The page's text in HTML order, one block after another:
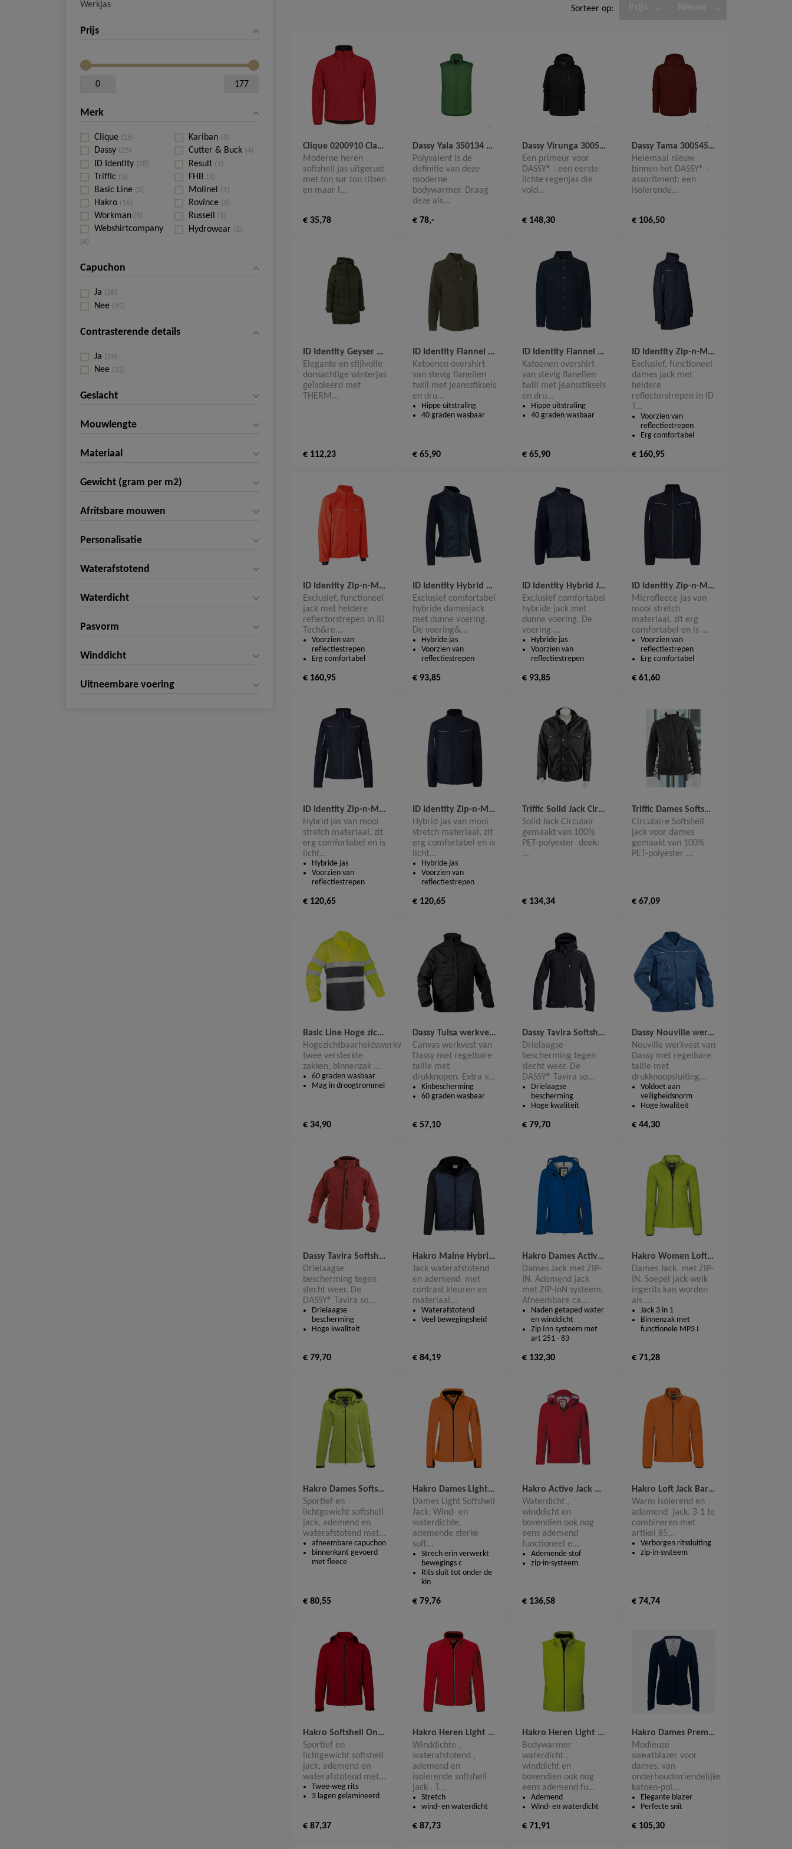
Werkjas
Prijs
0 177
Merk
Clique (15)
Dassy (25)
ID Identity (28)
Triffic (3)
Basic Line (5)
Hakro (16)
Workman (8)
Webshirtcompany
(4)
Kariban (4)
Cutter & Buck (4)
Result (1)
FHB (3)
Molinel (1)
Rovince (3)
Russell (1)
Hydrowear (2)
Capuchon
Ja (38)
Nee (45)
Contrasterende details
Ja (39)
Nee (32)
Geslacht
Mouwlengte
Materiaal
Gewicht (gram per m2)
Afritsbare mouwen
Personalisatie
Waterafstotend
Waterdicht
Pasvorm
Winddicht
Uitneembare voering
Sorteer op:
Clique 0200910 Classic Softshell Jacket
Moderne heren
softshell jas uitgerust
met ton sur ton ritsen
en maar l...
€ 35,78
Dassy Yala 350134 Geïsoleerde bodywarmer
Polyvalent is de
definitie van deze
moderne
bodywarmer. Draag
deze als...
€ 78,-
Dassy Virunga 300542 Regenjas
Een primeur voor
DASSY® : een eerste
lichte regenjas die
vold...
€ 148,30
Dassy Tama 300545 Geïsoleerde jas
Helemaal nieuw
binnen het DASSY® -
assortiment: een
isolerende...
€ 106,50
ID Identity Geyser Dames Winterjas G11070
Elegante en stijlvolle
donsachtige winterjas
geïsoleerd met
THERM...
€ 112,23
ID Identity Flannel dames vest 0705
Katoenen overshirt
van stevig flanellen
twill met jeansstiksels
en dru...
Hippe uitstraling
40 graden wasbaar
€ 65,90
ID Identity Flannel heren vest 0704
Katoenen overshirt
van stevig flanellen
twill met jeansstiksels
en dru...
Hippe uitstraling
40 graden wasbaar
€ 65,90
ID Identity Zip-n-Mix Shell Dames jacket 0713
Exclusief, functioneel
dames jack met
heldere
reflectorstrepen in ID
T...
Voorzien van
reflectiestrepen
Erg comfortabel
€ 160,95
ID Identity Zip-n-Mix Shell jacket 0712
Exclusief, functioneel
jack met heldere
reflectorstrepen in ID
Tech&re...
Voorzien van
reflectiestrepen
Erg comfortabel
€ 160,95
ID Identity Hybrid Dames Jacket 0721
Exclusief comfortabel
hybride damesjack
met dunne voering.
De voering&...
Hybride jas
Voorzien van
reflectiestrepen
€ 93,85
ID Identity Hybrid Jacket 0720
Exclusief comfortabel
hybride jack met
dunne voering. De
voering ...
Hybride jas
Voorzien van
reflectiestrepen
€ 93,85
ID Identity Zip-n-Mix microfleece 0792
Microfleece jas van
mooi stretch
materiaal, zit erg
comfortabel en is ...
Voorzien van
reflectiestrepen
Erg comfortabel
€ 61,60
ID Identity Zip-n-Mix jacket Hybrid Dames 0781
Hybrid jas van mooi
stretch materiaal, zit
erg comfortabel en is
licht...
Hybride jas
Voorzien van
reflectiestrepen
€ 120,65
ID Identity Zip-n-Mix jacket Hybrid 0780
Hybrid jas van mooi
stretch materiaal, zit
erg comfortabel en is
licht...
Hybride jas
Voorzien van
reflectiestrepen
€ 120,65
Triffic Solid Jack Circulair TRI1011301R
Solid Jack Circulair
gemaakt van 100%
PET-polyester doek:
...
€ 134,34
Triffic Dames Softshell Jack Circulair TRI1122331DR
Circulaire Softshell
jack voor dames
gemaakt van 100%
PET-polyester ...
€ 67,09
Basic Line Hoge zichtbaarheidswerkvest Lins 10439
Hogezichtbaarheidswerkvest met
twee versterkte
zakken, binnenzak ...
60 graden wasbaar
Mag in droogtrommel
€ 34,90
Dassy Tulsa werkvest 300259
Canvas werkvest van
Dassy met regelbare
taille met
drukknopen. Extra v...
Kinbescherming
60 graden wasbaar
€ 57,10
Dassy Tavira Softshell Jas Dames 300439
Drielaagse
bescherming tegen
slecht weer. De
DASSY® Tavira so...
Drielaagse
bescherming
Hoge kwaliteit
€ 79,70
Dassy Nouville werkvest 300195
Nouville werkvest van
Dassy met regelbare
taille met
drukknoopsluiting...
Voldoet aan
veiligheidsnorm
Hoge kwaliteit
€ 44,30
Dassy Tavira Softshell Jas 300304
Drielaagse
bescherming tegen
slecht weer. De
DASSY® Tavira so...
Drielaagse
bescherming
Hoge kwaliteit
€ 79,70
Hakro Maine Hybrid Jacket 865
Jack waterafstotend
en ademend met
contrast kleuren en
materiaal...
Waterafstotend
Veel bewegingsheid
€ 84,19
Hakro Dames Active Jack Fernie met ZIP-IN 250
Dames Jack met ZIP-
IN. Ademend jack
met ZIP-InN systeem.
Afneembare ca...
Naden getaped water
en winddicht
Zip Inn systeem met
art 251 - 83
€ 132,30
Hakro Women Loft Jack met ZIP-IN 251
Dames Jack met ZIP-
IN. Soepel jack welk
ingerits kan worden
als ...
Jack 3 in 1
Binnenzak met
functionele MP3 I
€ 71,28
Hakro Dames Softshell Jack Alberta 248
Sportief en
lichtgewicht softshell
jack, ademend en
waterafstotend met...
afneembare capuchon
binnenkant gevoerd
met fleece
€ 80,55
Hakro Dames Light Softshell Jack Sidney 256
Dames Light Softshell
Jack. Wind- en
waterdichte,
ademende sterke
soft...
Strech erin verwerkt
bewegings c
Rits sluit tot onder de
kin
€ 79,76
Hakro Active Jack Housten 850
Waterdicht ,
winddicht en
bovendien ook nog
eens ademend
functioneel e...
Ademende stof
zip-in-systeem
€ 136,58
Hakro Loft Jack Barrie 851
Warm isolerend en
ademend jack. 3-1 te
combineren met
artikel 85...
Verborgen ritssluiting
zip-in-systeem
€ 74,74
Hakro Softshell Ontario 848
Sportief en
lichtgewicht softshell
jack, ademend en
waterafstotend met...
Twee-weg rits
3 lagen gelamineerd
€ 87,37
Hakro Heren Light Softshell Jack Brantford 856
Winddichte ,
waterafstotend ,
ademend en
isolerende softshell
jack . T...
Stretch
wind- en waterdicht
€ 87,73
Hakro Heren Light Softshell Bodywarmer Edmonton 854
Bodywarmer
waterdicht ,
winddicht en
bovendien ook nog
eens ademend fu...
Ademend
Wind- en waterdicht
€ 71,91
Hakro Dames Premium Sweat Blazer 260
Modieuze
sweatblazer voor
dames, van
onderhoudsvriendelijke
katoen-pol...
Elegante blazer
Perfecte snit
€ 105,30